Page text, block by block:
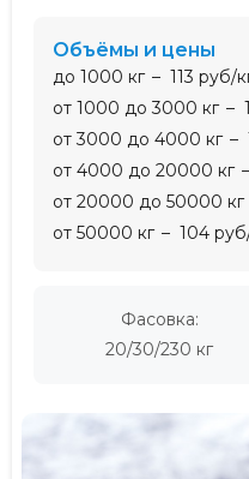
Фасовка:
20/30/230 кг
Объёмы и цены
до 1000 кг
113 руб/
от 1000 до 3000 кг
от 3000 до 4000 кг
от 4000 до 20000 кг
от 20000 до 50000 кг
от 50000 кг
104